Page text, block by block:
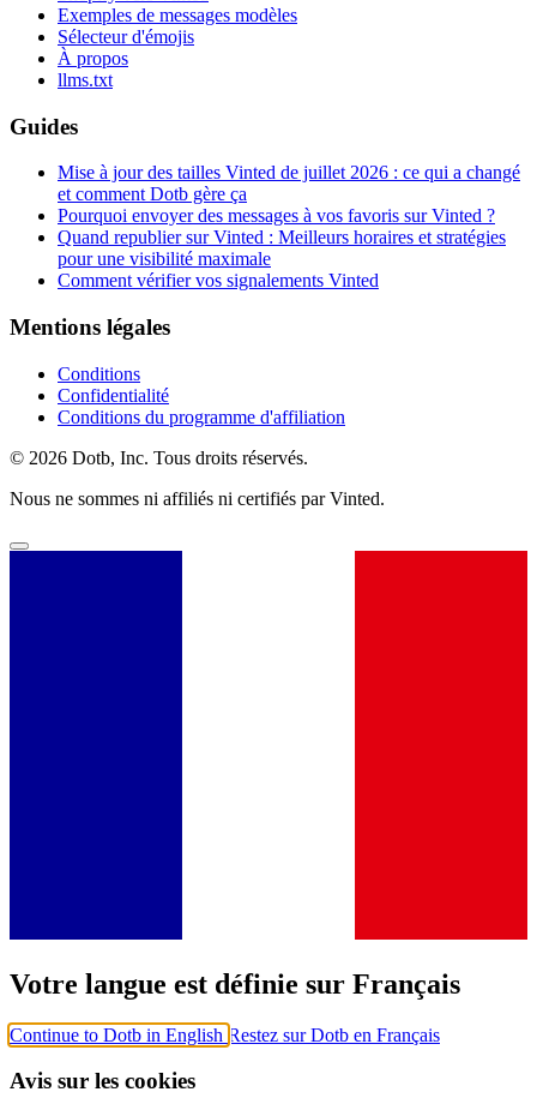
Exemples de messages modèles
Sélecteur d'émojis
À propos
llms.txt
Guides
Mise à jour des tailles Vinted de juillet 2026 : ce qui a changé
et comment Dotb gère ça
Pourquoi envoyer des messages à vos favoris sur Vinted ?
Quand republier sur Vinted : Meilleurs horaires et stratégies
pour une visibilité maximale
Comment vérifier vos signalements Vinted
Mentions légales
Conditions
Confidentialité
Conditions du programme d'affiliation
© 2026 Dotb, Inc. Tous droits réservés.
Nous ne sommes ni affiliés ni certifiés par Vinted.
Votre langue est définie sur Français
Continue to Dotb in English Restez sur Dotb en Français
Avis sur les cookies